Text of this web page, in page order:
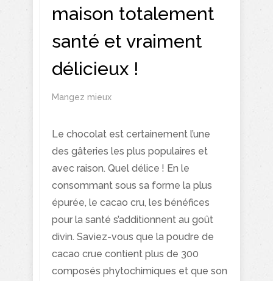
maison totalement
santé et vraiment
délicieux !
Mangez mieux
Le chocolat est certainement l’une
des gâteries les plus populaires et
avec raison. Quel délice ! En le
consommant sous sa forme la plus
épurée, le cacao cru, les bénéfices
pour la santé s’additionnent au goût
divin. Saviez-vous que la poudre de
cacao crue contient plus de 300
composés phytochimiques et que son